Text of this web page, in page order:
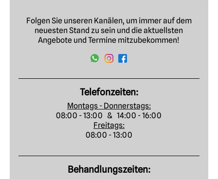
Folgen Sie unseren Kanälen, um immer auf dem
neuesten Stand zu sein und die aktuellsten
Angebote und Termine mitzubekommen!
Telefonzeiten:
Montags - Donnerstags:
08:00 - 13:00 & 14:00 - 16:00
Freitags:
08:00 - 13:00
Behandlungszeiten: